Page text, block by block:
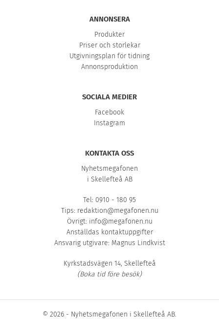
ANNONSERA
Produkter
Priser och storlekar
Utgivningsplan för tidning
Annonsproduktion
SOCIALA MEDIER
Facebook
Instagram
KONTAKTA OSS
Nyhetsmegafonen
i Skellefteå AB
Tel: 0910 - 180 95
Tips: redaktion@megafonen.nu
Övrigt: info@megafonen.nu
Anställdas kontaktuppgifter
Ansvarig utgivare: Magnus Lindkvist
Kyrkstadsvägen 14, Skellefteå
(Boka tid före besök)
© 2026 - Nyhetsmegafonen i Skellefteå AB.